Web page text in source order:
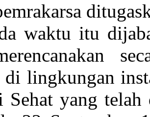
waktu itu
di lingkungan
Sehat yang